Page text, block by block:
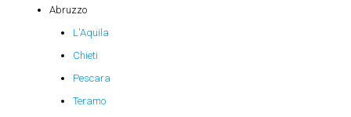
Abruzzo
L'Aquila
Chieti
Pescara
Teramo